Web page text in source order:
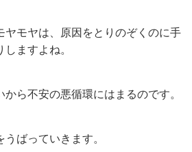
ヤモヤは、原因をとりのぞくのに手
ますよね。
ら不安の悪循環にはまるのです。
ばっていきます。